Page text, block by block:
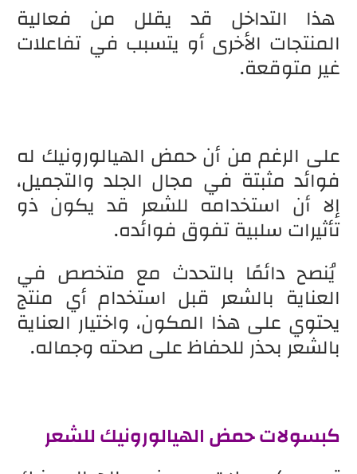
هذا التداخل قد يقلل من فعالية
المنتجات الأخرى أو يتسبب في تفاعلات
غير متوقعة.
على الرغم من أن حمض الهيالورونيك له
فوائد مثبتة في مجال الجلد والتجميل،
إلا أن استخدامه للشعر قد يكون ذو
تأثيرات سلبية تفوق فوائده.
يُنصح دائمًا بالتحدث مع متخصص في
العناية بالشعر قبل استخدام أي منتج
يحتوي على هذا المكون، واختيار العناية
بالشعر بحذر للحفاظ على صحته وجماله.
كبسولات حمض الهيالورونيك للشعر